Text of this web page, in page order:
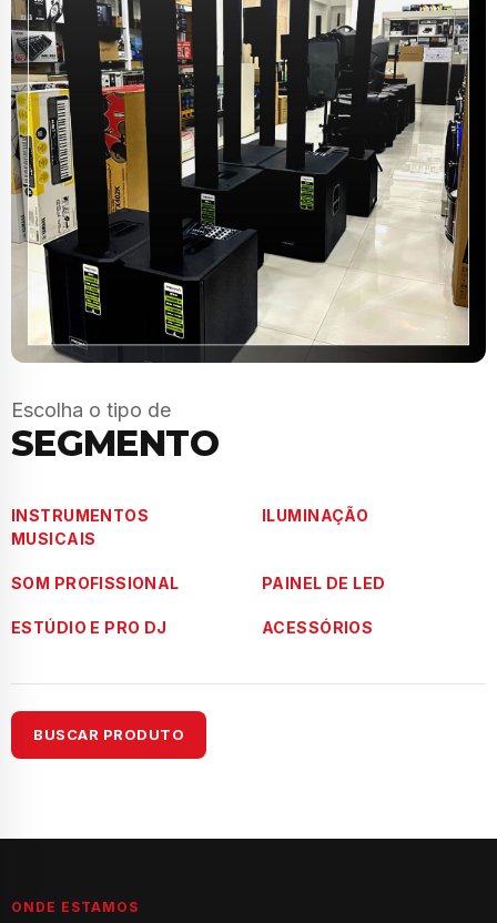
Escolha o tipo de
SEGMENTO
INSTRUMENTOS
MUSICAIS
ILUMINAÇÃO
SOM PROFISSIONAL PAINEL DE LED
ESTÚDIO E PRO DJ ACESSÓRIOS
BUSCAR PRODUTO
ONDE ESTAMOS